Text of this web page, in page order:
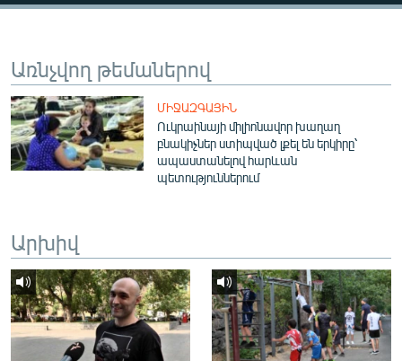
ԲԱՆԱՎԵՃ
ՁԳՏԵԼՈՎ ԼԱՎԱԳՈՒՅՆԻՆ
ՓՈԴՔԱՍԹ
English
Русский
ՀԵՏԵՎԵՔ ՄԵԶ
Առնչվող թեմաներով
ՄԻՋԱԶԳԱՅԻՆ
Ուկրաինայի միլիոնավոր խաղաղ
բնակիչներ ստիպված լքել են երկիրը՝
ապաստանելով հարևան
պետություններում
Արխիվ